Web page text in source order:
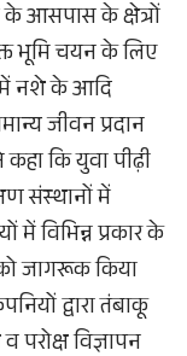
आसपास के क्षेत्रों
भूमि चयन के लिए
में नशे के आदि
जीवन प्रदान
कि युवा पीढ़ी
संस्थानों में
में विभिन्न प्रकार के
जागरूक किया
द्वारा तंबाकू
परोक्ष विज्ञापन